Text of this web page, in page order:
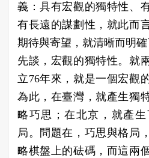
義：具有宏觀的獨特性、
有長遠的謀劃性，就此而
期待與寄望，就清晰而明確
先談，宏觀的獨特性。就
立76年來，就是一個宏觀
為此，在臺灣，就產生獨
略巧思；在北京，就產
局。問題在，巧思與格局
略棋盤上的砝碼，而這兩